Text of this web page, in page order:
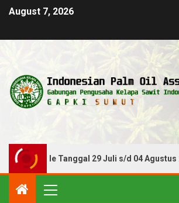
August 7, 2026
Tanggal 29 Juli s/d 04 Agustus 2026!